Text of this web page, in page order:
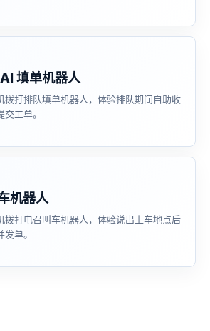
填单机器人
拨打排队填单机器人，体验排队期间自助收
工单。
机器人
拨打电召叫车机器人，体验说出上车地点后
单。